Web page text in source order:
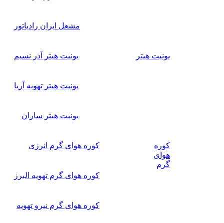
مشعل ایران رادیاتور
یونیت هیتر یونیت هیتر آذر نسیم
یونیت هیتر تهویه آریا
یونیت هیتر ساران
کوره
هوای
گرم
کوره هوای گرم انرژی
کوره هوای گرم تهویه البرز
کوره هوای گرم نیرو تهویه